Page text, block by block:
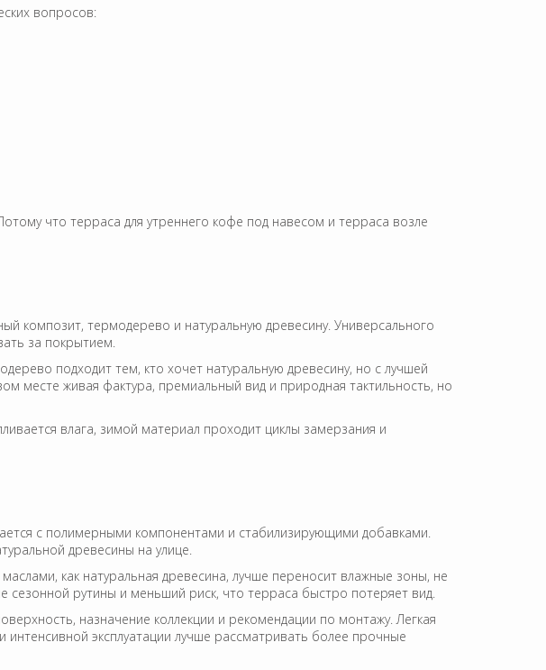
вопросов:
что терраса для утреннего кофе под навесом и терраса возле
композит, термодерево и натуральную древесину. Универсального
за покрытием.
подходит тем, кто хочет натуральную древесину, но с лучшей
месте живая фактура, премиальный вид и природная тактильность, но
влага, зимой материал проходит циклы замерзания и
с полимерными компонентами и стабилизирующими добавками.
древесины на улице.
как натуральная древесина, лучше переносит влажные зоны, не
рутины и меньший риск, что терраса быстро потеряет вид.
назначение коллекции и рекомендации по монтажу. Легкая
эксплуатации лучше рассматривать более прочные